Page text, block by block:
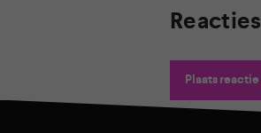
Reacties
Plaats reactie